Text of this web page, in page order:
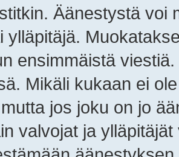
Äänestystä voi
ylläpitäjä.
ensimmäistä
Mikäli kukaan ei
jos joku on jo
valvojat ja